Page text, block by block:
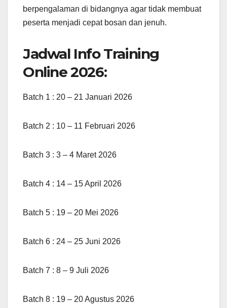
berpengalaman di bidangnya agar tidak membuat
peserta menjadi cepat bosan dan jenuh.
Jadwal Info Training
Online 2026:
Batch 1 : 20 – 21 Januari 2026
Batch 2 : 10 – 11 Februari 2026
Batch 3 : 3 – 4 Maret 2026
Batch 4 : 14 – 15 April 2026
Batch 5 : 19 – 20 Mei 2026
Batch 6 : 24 – 25 Juni 2026
Batch 7 : 8 – 9 Juli 2026
Batch 8 : 19 – 20 Agustus 2026